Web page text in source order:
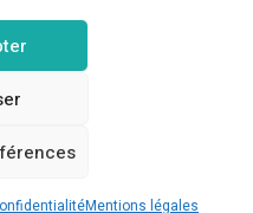
Mentions légales
Tous droits réservés.
DE CONFIDENTIALITÉ
CONTACT